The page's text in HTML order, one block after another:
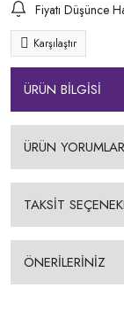
Fiyatı Düşünce
Karşılaştır
ÜRÜN BİLGİSİ
ÜRÜN
TAKSİT
ÖNERİLERİNİZ